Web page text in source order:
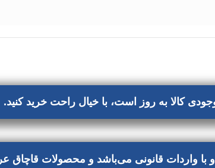
کالا به روز است، با خیال راحت خرید کنید.
با واردات قانونی می‌باشد و محصولات قاچاق